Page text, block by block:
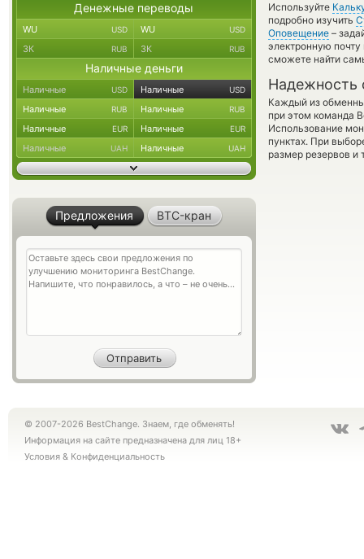
Используйте
подробно изучить
Оповещение –
электронную
сможете найти
Надежность
Каждый из
при этом команда
Использование
пунктах. При
размер резервов и
Денежные переводы
WU USD WU USD
ЗК RUB ЗК RUB
Наличные деньги
Наличные USD Наличные USD
Наличные RUB Наличные RUB
Наличные EUR Наличные EUR
Наличные UAH Наличные UAH
Предложения BTC-кран
© 2007-2026 BestChange. Знаем, где обменять!
Информация на сайте предназначена для лиц 18+
Условия & Конфиденциальность